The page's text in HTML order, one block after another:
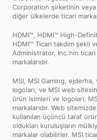
Corporation şirketinin veya
diğer ülkelerde ticari
HDMI™, HDMI™ High-
HDMI™ Ticari takdim şekli
Administrator, Inc.’nin
markalarıdır.
MSI, MSI Gaming,
logoları, ve MSI web
ürün isimleri ve logoları,
markalarıdır. Web
kullanılan üçüncü taraf
oldukları kuruluşların
markalar olabilirler. MSI